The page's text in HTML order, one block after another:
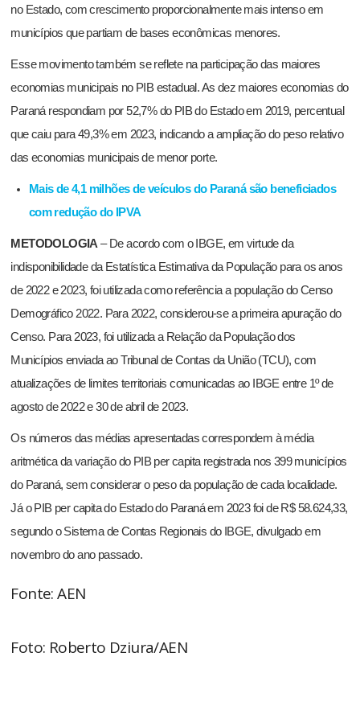
no Estado, com crescimento proporcionalmente mais intenso em
municípios que partiam de bases econômicas menores.
Esse movimento também se reflete na participação das maiores
economias municipais no PIB estadual. As dez maiores economias do
Paraná respondiam por 52,7% do PIB do Estado em 2019, percentual
que caiu para 49,3% em 2023, indicando a ampliação do peso relativo
das economias municipais de menor porte.
Mais de 4,1 milhões de veículos do Paraná são beneficiados
com redução do IPVA
METODOLOGIA– De acordo com o IBGE, em virtude da
indisponibilidade da Estatística Estimativa da População para os anos
de 2022 e 2023, foi utilizada como referência a população do Censo
Demográfico 2022. Para 2022, considerou-se a primeira apuração do
Censo. Para 2023, foi utilizada a Relação da População dos
Municípios enviada ao Tribunal de Contas da União (TCU), com
atualizações de limites territoriais comunicadas ao IBGE entre 1º de
agosto de 2022 e 30 de abril de 2023.
Os números das médias apresentadas correspondem à média
aritmética da variação do PIB per capita registrada nos 399 municípios
do Paraná, sem considerar o peso da população de cada localidade.
Já o PIB per capita do Estado do Paraná em 2023 foi de R$ 58.624,33,
segundo o Sistema de Contas Regionais do IBGE, divulgado em
novembro do ano passado.
Fonte: AEN
Foto: Roberto Dziura/AEN